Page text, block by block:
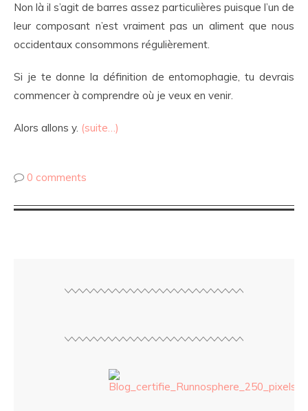
Non là il s’agit de barres assez particulières puisque l’un de
leur composant n’est vraiment pas un aliment que nous
occidentaux consommons régulièrement.
Si je te donne la définition de entomophagie, tu devrais
commencer à comprendre où je veux en venir.
Alors allons y. (suite…)
0 comments